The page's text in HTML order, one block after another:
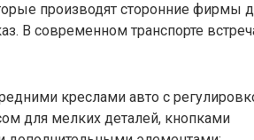
производят сторонние фирмы
В современном транспорте
креслами авто с
для мелких деталей, кнопками